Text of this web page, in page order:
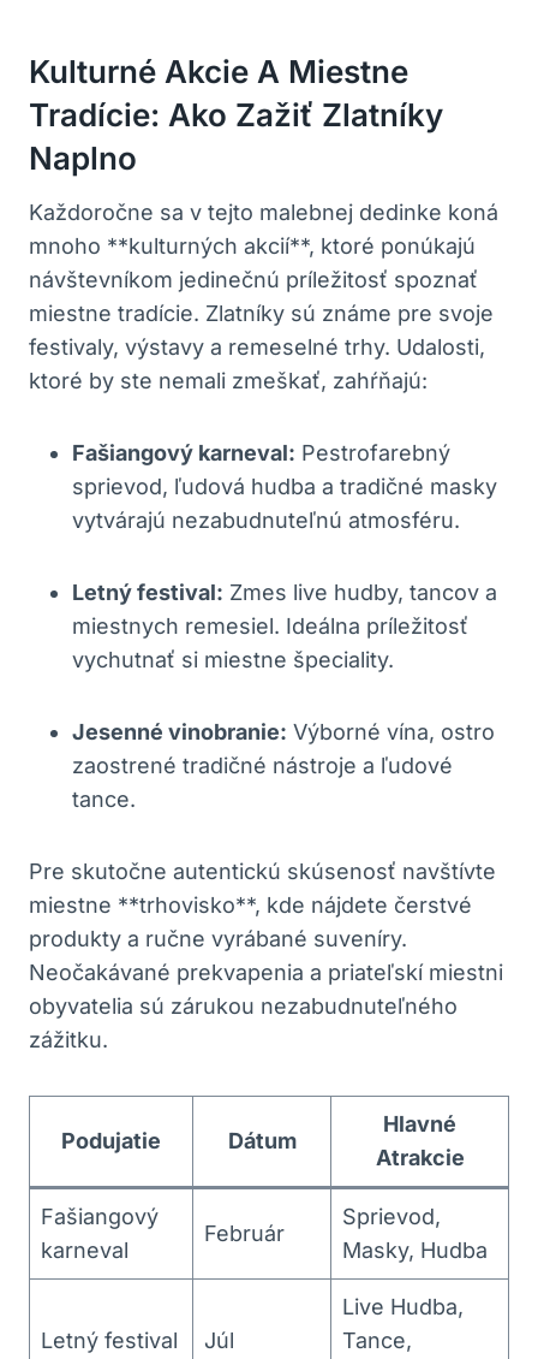
Kulturné Akcie A Miestne
Tradície: Ako ⁢zažiť‌ Zlatníky
Naplno
Každoročne⁣ sa v⁢ tejto malebnej dedinke koná
mnoho **kulturných akcií**, ktoré ponúkajú
návštevníkom jedinečnú príležitosť spoznať
miestne tradície. Zlatníky sú známe pre svoje
festivaly, výstavy⁤ a‌ remeselné trhy. ‍Udalosti,
ktoré​ by ste nemali zmeškať,⁢ zahŕňajú:
Fašiangový ⁢karneval: Pestrofarebný
sprievod, ⁣ľudová hudba a tradičné masky
vytvárajú nezabudnuteľnú atmosféru.
Letný festival: Zmes live hudby, tancov a
miestnych remesiel. Ideálna príležitosť
vychutnať si miestne špeciality.
Jesenné vinobranie: Výborné vína, ostro
‌zaostrené tradičné ⁣nástroje ⁢a ⁤ľudové
tance.
Pre skutočne autentickú skúsenosť navštívte
miestne **trhovisko**, ⁢kde nájdete⁤ čerstvé
produkty a​ ručne vyrábané suveníry.
Neočakávané prekvapenia a priateľskí miestni
obyvatelia ‌sú zárukou ‌nezabudnuteľného
zážitku.
Podujatie Dátum
Hlavné‌
Atrakcie
Fašiangový
karneval
Február
Sprievod,
Masky, Hudba
Letný festival Júl
Live Hudba,
Tance,